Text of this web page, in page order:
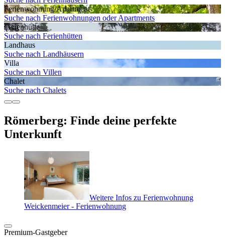
Ferienwohnung/Apartment
Suche nach Ferienwohnungen oder Apartments
Ferienhütte
Suche nach Ferienhütten
Landhaus
Suche nach Landhäusern
Villa
Suche nach Villen
Chalet
Suche nach Chalets
Römerberg: Finde deine perfekte
Unterkunft
Weitere Infos zu Ferienwohnung
Weickenmeier - Ferienwohnung
Premium-Gastgeber